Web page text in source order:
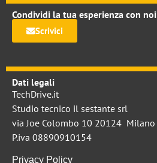
Condividi la tua esperienza con noi
Scrivici
Dati legali
TechDrive.it
Studio tecnico il sestante srl
via Joe Colombo 10 20124 Milano
P.iva 08890910154
Privacy Policy